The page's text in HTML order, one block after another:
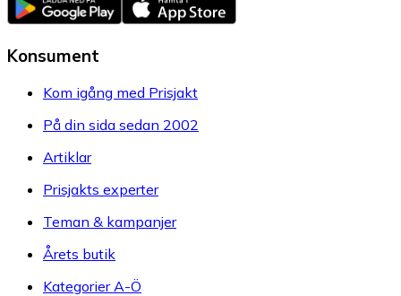
Konsument
Kom igång med Prisjakt
På din sida sedan 2002
Artiklar
Prisjakts experter
Teman & kampanjer
Årets butik
Kategorier A-Ö